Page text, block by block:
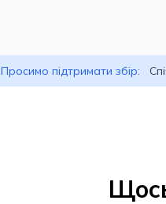
Просимо підтримати збір: